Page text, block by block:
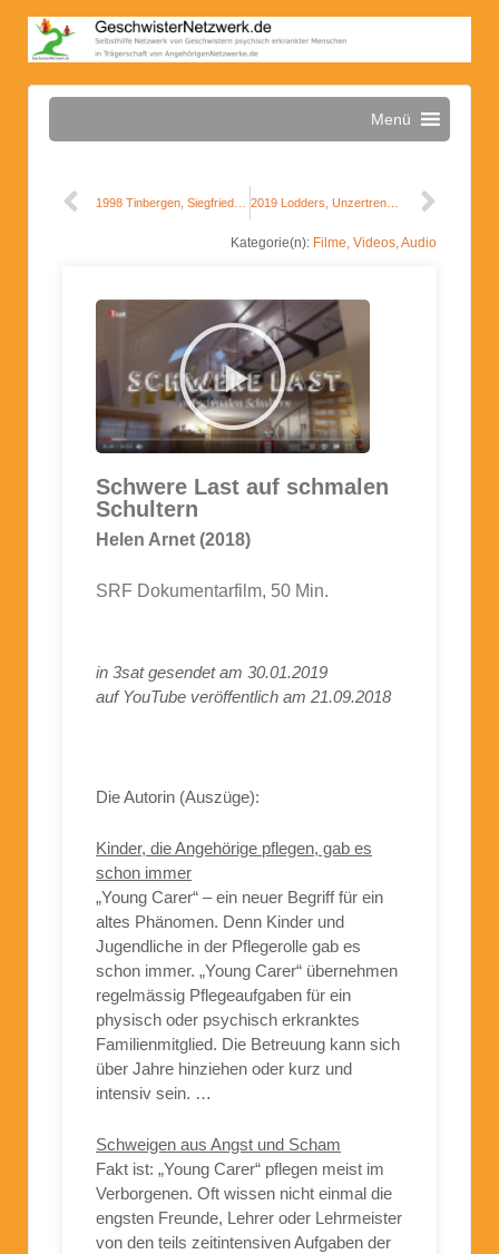
Menü
1998 Tinbergen, Siegfried – Geister, die ich rief 2019 Lodders, Unzertrennlich
Kategorie(n): Filme, Videos, Audio
Schwere Last auf schmalen
Schultern
Helen Arnet (2018)
SRF Dokumentarfilm, 50 Min.
in 3sat gesendet am 30.01.2019
auf YouTube veröffentlich am 21.09.2018
Die Autorin (Auszüge):
Kinder, die Angehörige pflegen, gab es
schon immer
„Young Carer“ – ein neuer Begriff für ein
altes Phänomen. Denn Kinder und
Jugendliche in der Pflegerolle gab es
schon immer. „Young Carer“ übernehmen
regelmässig Pflegeaufgaben für ein
physisch oder psychisch erkranktes
Familienmitglied. Die Betreuung kann sich
über Jahre hinziehen oder kurz und
intensiv sein. …
Schweigen aus Angst und Scham
Fakt ist: „Young Carer“ pflegen meist im
Verborgenen. Oft wissen nicht einmal die
engsten Freunde, Lehrer oder Lehrmeister
von den teils zeitintensiven Aufgaben der